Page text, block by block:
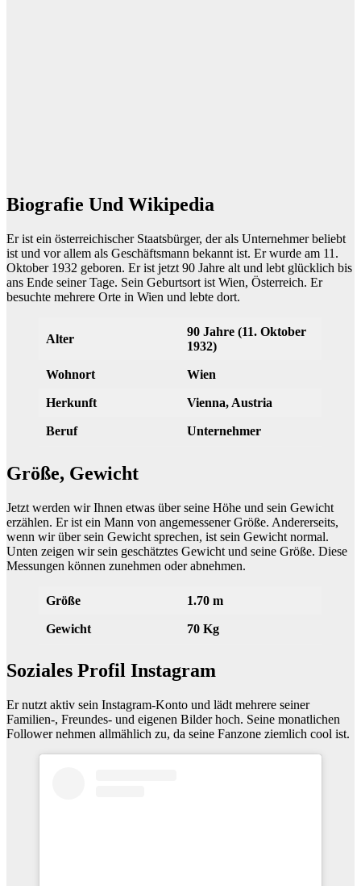
Biografie Und Wikipedia
Er ist ein österreichischer Staatsbürger, der als Unternehmer beliebt
ist und vor allem als Geschäftsmann bekannt ist. Er wurde am 11.
Oktober 1932 geboren. Er ist jetzt 90 Jahre alt und lebt glücklich bis
ans Ende seiner Tage. Sein Geburtsort ist Wien, Österreich. Er
besuchte mehrere Orte in Wien und lebte dort.
Alter
90 Jahre (11. Oktober
1932)
Wohnort Wien
Herkunft Vienna, Austria
Beruf Unternehmer
Größe, Gewicht
Jetzt werden wir Ihnen etwas über seine Höhe und sein Gewicht
erzählen. Er ist ein Mann von angemessener Größe. Andererseits,
wenn wir über sein Gewicht sprechen, ist sein Gewicht normal.
Unten zeigen wir sein geschätztes Gewicht und seine Größe. Diese
Messungen können zunehmen oder abnehmen.
Größe 1.70 m
Gewicht 70 Kg
Soziales Profil Instagram
Er nutzt aktiv sein Instagram-Konto und lädt mehrere seiner
Familien-, Freundes- und eigenen Bilder hoch. Seine monatlichen
Follower nehmen allmählich zu, da seine Fanzone ziemlich cool ist.